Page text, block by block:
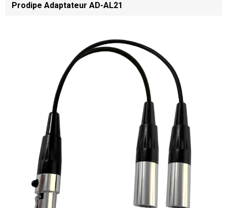
Prodipe Adaptateur AD-AL21